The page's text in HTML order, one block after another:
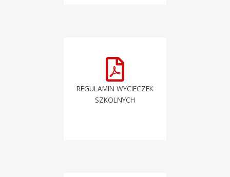
REGULAMIN WYCIECZEK
SZKOLNYCH